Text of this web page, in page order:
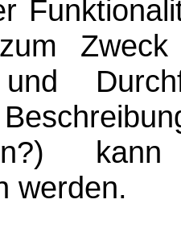
werden.